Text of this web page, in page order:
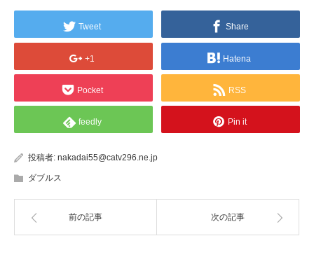
Tweet Share
+1 Hatena
Pocket RSS
feedly Pin it
投稿者: nakadai55@catv296.ne.jp
ダブルス
前の記事 次の記事